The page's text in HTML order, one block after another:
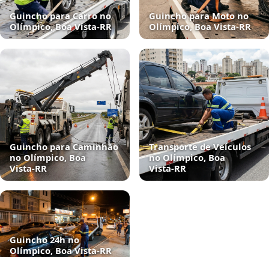
Guincho para Carro no
Olímpico, Boa Vista‑RR
Guincho para Moto no
Olímpico, Boa Vista‑RR
Guincho para Caminhão
no Olímpico, Boa
Vista‑RR
Transporte de Veículos
no Olímpico, Boa
Vista‑RR
Guincho 24h no
Olímpico, Boa Vista‑RR